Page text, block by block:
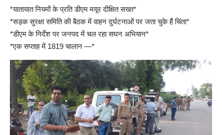
*यातायात नियमों के प्रति डीएम मयूर दीक्षित सख्त*
*सड़क सुरक्षा समिति की बैठक में वाहन दुर्घटनाओं पर जता चुके हैं चिंता*
*डीएम के निर्देश पर जनपद में चल रहा सघन अभियान*
*एक सप्ताह में 1819 चालान —*